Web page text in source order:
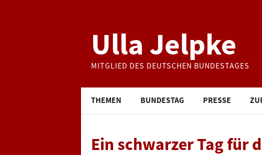
Ulla Jelpke
MITGLIED DES DEUTSCHEN BUNDESTAGES
THEMEN BUNDESTAG PRESSE
Ein schwarzer Tag für